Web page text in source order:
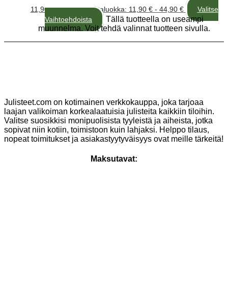
11,90€ – 44,90€Hintaluokka: 11,90 € - 44,90 €
Valitse
Vaihtoehdoista
Tällä tuotteella on useampi
muunnelma. Voit tehdä valinnat tuotteen sivulla.
Julisteet.com on kotimainen verkkokauppa, joka tarjoaa
laajan valikoiman korkealaatuisia julisteita kaikkiin tiloihin.
Valitse suosikkisi monipuolisista tyyleistä ja aiheista, jotka
sopivat niin kotiin, toimistoon kuin lahjaksi. Helppo tilaus,
nopeat toimitukset ja asiakastyytyväisyys ovat meille tärkeitä!
Maksutavat: